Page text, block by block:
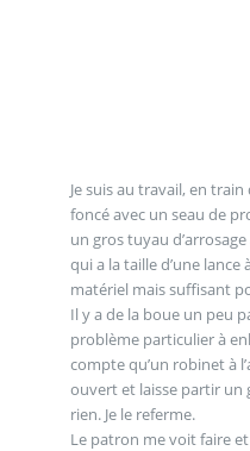
Je suis au travail, en
foncé avec un seau de
un gros tuyau
qui a la taille d’une
matériel mais suffisant
Il y a de la boue un peu
problème particulier à
compte qu’un robinet à
ouvert et laisse partir un
rien. Je le referme.
Le patron me voit faire et